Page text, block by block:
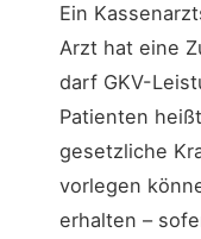
Ein
Arzt hat eine
darf GKV-
Patienten
gesetzliche
vorlegen
erhalten –